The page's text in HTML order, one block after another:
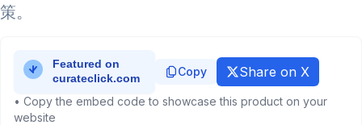
策。
Copy Share on X
• Copy the embed code to showcase this product on your
website